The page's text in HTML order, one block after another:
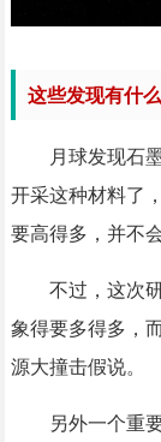
这些发现有什
月球发现石墨
开采这种材料了
要高得多，并不
不过，这次研
象得要多得多，
源大撞击假说。
另外一个重要